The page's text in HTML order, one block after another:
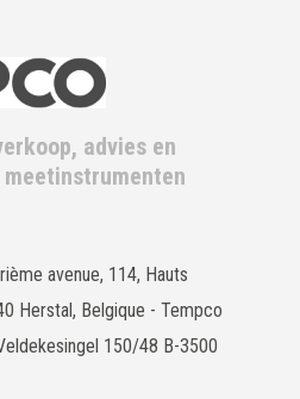
advies en
avenue, 114, Hauts
Herstal, Belgique - Tempco
150/48 B-3500